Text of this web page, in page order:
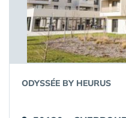
ODYSSÉE BY HEURUS